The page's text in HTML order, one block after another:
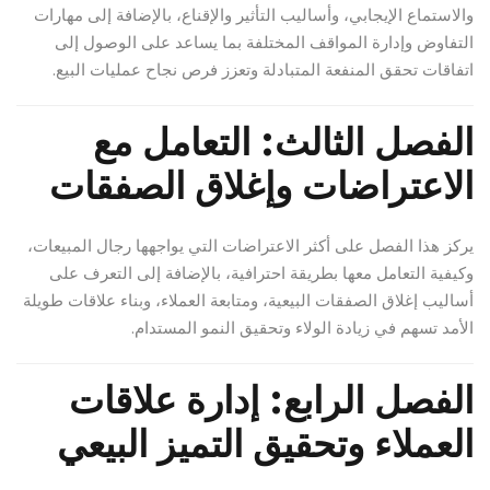
والاستماع الإيجابي، وأساليب التأثير والإقناع، بالإضافة إلى مهارات
التفاوض وإدارة المواقف المختلفة بما يساعد على الوصول إلى
اتفاقات تحقق المنفعة المتبادلة وتعزز فرص نجاح عمليات البيع.
الفصل الثالث: التعامل مع
الاعتراضات وإغلاق الصفقات
يركز هذا الفصل على أكثر الاعتراضات التي يواجهها رجال المبيعات،
وكيفية التعامل معها بطريقة احترافية، بالإضافة إلى التعرف على
أساليب إغلاق الصفقات البيعية، ومتابعة العملاء، وبناء علاقات طويلة
الأمد تسهم في زيادة الولاء وتحقيق النمو المستدام.
الفصل الرابع: إدارة علاقات
العملاء وتحقيق التميز البيعي